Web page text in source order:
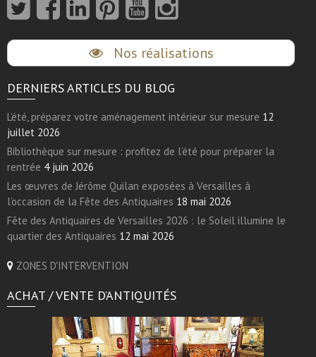
Nos réalisations
DERNIERS ARTICLES DU BLOG
L’été, préparez votre aménagement intérieur sur mesure 12
juillet 2026
Bibliothèque sur mesure : profitez de l’été pour préparer la
rentrée 4 juin 2026
Les œuvres de Jérôme Quilan exposées à Versailles à
l’occasion de la Fête des Antiquaires 18 mai 2026
Fête des Antiquaires de Versailles 2026 : le Soleil illumine le
quartier des Antiquaires 12 mai 2026
ZONES D'INTERVENTION
ACHAT / VENTE D’ANTIQUITÉS